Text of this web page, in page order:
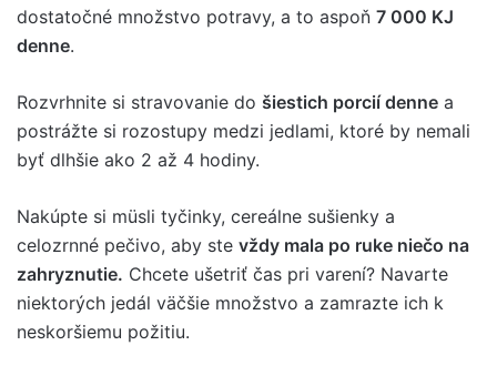
dostatočné množstvo potravy, a to aspoň 7 000 KJ
denne.
Rozvrhnite si stravovanie do šiestich porcií denne a
postrážte si rozostupy medzi jedlami, ktoré by nemali
byť dlhšie ako 2 až 4 hodiny.
Nakúpte si müsli tyčinky, cereálne sušienky a
celozrnné pečivo, aby ste vždy mala po ruke niečo na
zahryznutie. Chcete ušetriť čas pri varení? Navarte
niektorých jedál väčšie množstvo a zamrazte ich k
neskoršiemu požitiu.